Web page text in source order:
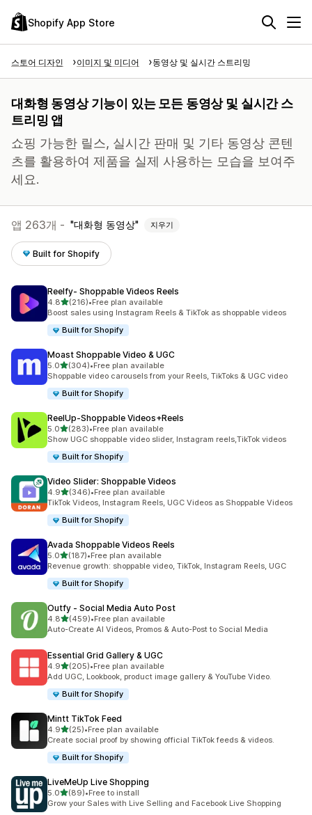
Shopify App Store
스토어 디자인 이미지 및 미디어 동영상 및 실시간 스트리밍
대화형 동영상 기능이 있는 모든 동영상 및 실시간 스
트리밍 앱
쇼핑 가능한 릴스, 실시간 판매 및 기타 동영상 콘텐
츠를 활용하여 제품을 실제 사용하는 모습을 보여주
세요.
앱 263개 - 대화형 동영상 지우기
Built for Shopify
Reelfy‑ Shoppable Videos Reels
4.8별 5개 중
(216)
총 리뷰 216개
•Free plan available
Boost sales using Instagram Reels & TikTok as shoppable videos
Built for Shopify
Moast Shoppable Video & UGC
5.0별 5개 중
(304)
총 리뷰 304개
•Free plan available
Shoppable video carousels from your Reels, TikToks & UGC video
Built for Shopify
ReelUp‑Shoppable Videos+Reels
5.0별 5개 중
(283)
총 리뷰 283개
•Free plan available
Show UGC shoppable video slider, Instagram reels,TikTok videos
Built for Shopify
Video Slider: Shoppable Videos
4.9별 5개 중
(346)
총 리뷰 346개
•Free plan available
TikTok Videos, Instagram Reels, UGC Videos as Shoppable Videos
Built for Shopify
Avada Shoppable Videos Reels
5.0별 5개 중
(187)
총 리뷰 187개
•Free plan available
Revenue growth: shoppable video, TikTok, Instagram Reels, UGC
Built for Shopify
Outfy ‑ Social Media Auto Post
4.8별 5개 중
(459)
총 리뷰 459개
•Free plan available
Auto-Create AI Videos, Promos & Auto-Post to Social Media
Essential Grid Gallery & UGC
4.9별 5개 중
(205)
총 리뷰 205개
•Free plan available
Add UGC, Lookbook, product image gallery & YouTube Video.
Built for Shopify
Mintt TikTok Feed
4.9별 5개 중
(25)
총 리뷰 25개
•Free plan available
Create social proof by showing official TikTok feeds & videos.
Built for Shopify
LiveMeUp Live Shopping
5.0별 5개 중
(89)
총 리뷰 89개
•Free to install
Grow your Sales with Live Selling and Facebook Live Shopping